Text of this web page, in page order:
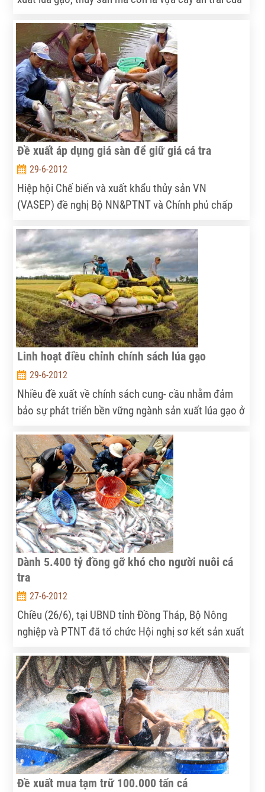
cây ăn trái ở khu vực này đã có bước tăng trưởng
khá nhanh cả về diện tích, cơ cấu cây trồng và sản
lượng. Tuy nhiên, so với tiềm năng sẵn có thì chuỗi
sản xuất, xuất khẩu trái cây tại đây vẫn còn manh
mún, hiệu quả thấp.
Đề xuất áp dụng giá sàn để giữ giá cá tra
29-6-2012
Hiệp hội Chế biến và xuất khẩu thủy sản VN
(VASEP) đề nghị Bộ NN&PTNT và Chính phủ chấp
khẩu cá tra.
Linh hoạt điều chỉnh chính sách lúa gạo
29-6-2012
Nhiều đề xuất về chính sách cung- cầu nhằm đảm
bảo sự phát triển bền vững ngành sản xuất lúa gạo ở
lương thực tại Việt Nam: Thực trạng, chính sách và
triển vọng”.
Dành 5.400 tỷ đồng gỡ khó cho người nuôi cá
tra
27-6-2012
Chiều (26/6), tại UBND tỉnh Đồng Tháp, Bộ Nông
nghiệp và PTNT đã tổ chức Hội nghị sơ kết sản xuất
nhiệm vụ 6 tháng cuối năm 2012. Bộ trưởng Bộ NN
và PTNT – Cao Đức Phát đã đến dự và chủ trì hội
nghị.
Đề xuất mua tạm trữ 100.000 tấn cá